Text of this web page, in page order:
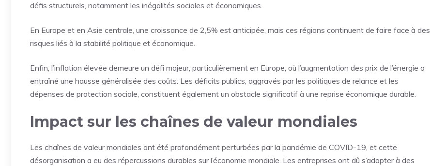
défis structurels, notamment les inégalités sociales et économiques.
En Europe et en Asie centrale, une croissance de 2,5% est anticipée, mais ces régions continuent de faire face à des
risques liés à la stabilité politique et économique.
Enfin, l’inflation élevée demeure un défi majeur, particulièrement en Europe, où l’augmentation des prix de l’énergie a
entraîné une hausse généralisée des coûts. Les déficits publics, aggravés par les politiques de relance et les
dépenses de protection sociale, constituent également un obstacle significatif à une reprise économique durable.
Impact sur les chaînes de valeur mondiales
Les chaînes de valeur mondiales ont été profondément perturbées par la pandémie de COVID-19, et cette
désorganisation a eu des répercussions durables sur l’économie mondiale. Les entreprises ont dû s’adapter à des